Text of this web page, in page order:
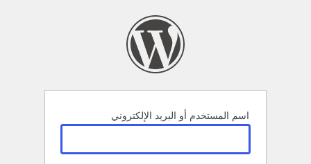
اسم المستخدم أو البريد الإلكتروني